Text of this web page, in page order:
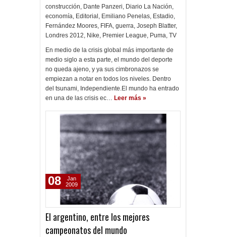
construcción, Dante Panzeri, Diario La Nación,
economía, Editorial , Emiliano Penelas, Estadio,
Fernández Moores, FIFA, guerra, Joseph Blatter,
Londres 2012, Nike, Premier League, Puma, TV
En medio de la crisis global más importante de
medio siglo a esta parte, el mundo del deporte
no queda ajeno, y ya sus cimbronazos se
empiezan a notar en todos los niveles. Dentro
del tsunami, Independiente.El mundo ha entrado
en una de las crisis ec… Leer más »
El argentino, entre los mejores
campeonatos del mundo
08
Jan
2009